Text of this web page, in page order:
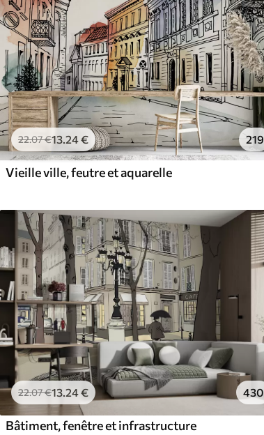
22.07€13.24€ 219
Vieille ville, feutre et aquarelle
22.07€13 .24€ 430
Bâtiment, fenêtre et infrastructure